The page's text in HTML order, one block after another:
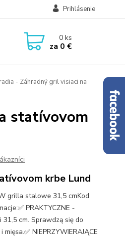
Prihlásenie
0ks
za 0 €
- Záhradný gril visiaci na
statívovom
krbe Lund
grilla stalowe 31,5 cmKod
PRAKTYCZNE -
cm. Sprawdzą się do
NIEPRZYWIERAJĄCE